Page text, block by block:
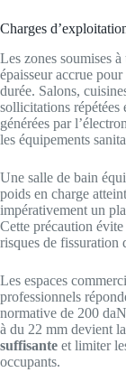
Charges
Les zones soumises à
épaisseur accrue
durée. Salons,
sollicitations répétées
générées par
les équipements
Une salle de bain
poids en charge
impérativement un
Cette précaution
risques de fissuration
Les espaces
professionnels
normative de 200
à du 22 mm devient
suffisante et limiter
occupants.